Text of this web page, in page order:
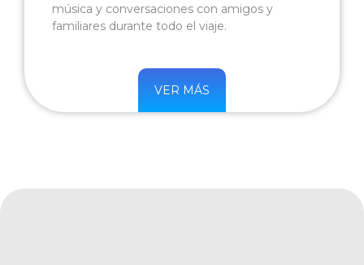
música y conversaciones con amigos y
familiares durante todo el viaje.
VER MÁS